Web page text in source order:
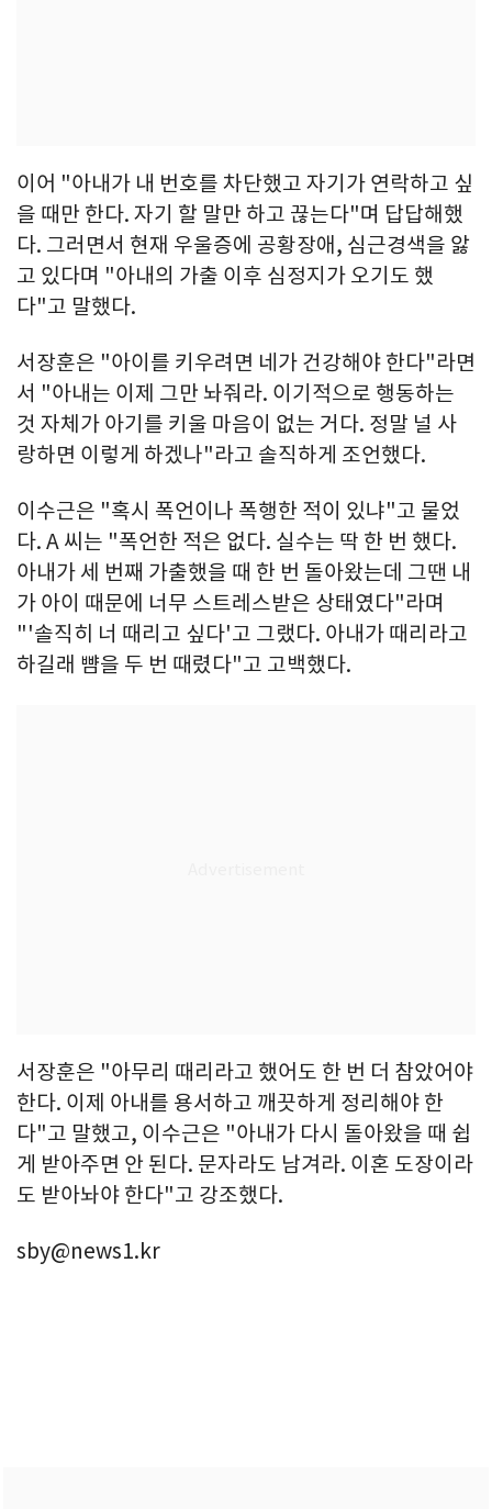
이어 "아내가 내 번호를 차단했고 자기가 연락하고 싶
을 때만 한다. 자기 할 말만 하고 끊는다"며 답답해했
다. 그러면서 현재 우울증에 공황장애, 심근경색을 앓
고 있다며 "아내의 가출 이후 심정지가 오기도 했
다"고 말했다.
서장훈은 "아이를 키우려면 네가 건강해야 한다"라면
서 "아내는 이제 그만 놔줘라. 이기적으로 행동하는
것 자체가 아기를 키울 마음이 없는 거다. 정말 널 사
랑하면 이렇게 하겠나"라고 솔직하게 조언했다.
이수근은 "혹시 폭언이나 폭행한 적이 있냐"고 물었
다. A 씨는 "폭언한 적은 없다. 실수는 딱 한 번 했다.
아내가 세 번째 가출했을 때 한 번 돌아왔는데 그땐 내
가 아이 때문에 너무 스트레스받은 상태였다"라며
"'솔직히 너 때리고 싶다'고 그랬다. 아내가 때리라고
하길래 뺨을 두 번 때렸다"고 고백했다.
서장훈은 "아무리 때리라고 했어도 한 번 더 참았어야
한다. 이제 아내를 용서하고 깨끗하게 정리해야 한
다"고 말했고, 이수근은 "아내가 다시 돌아왔을 때 쉽
게 받아주면 안 된다. 문자라도 남겨라. 이혼 도장이라
도 받아놔야 한다"고 강조했다.
sby@news1.kr